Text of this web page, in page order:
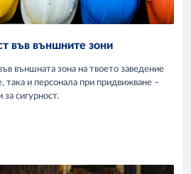
във външните зони
външната зона на твоето заведение
така и персонала при придвижване –
сигурност.